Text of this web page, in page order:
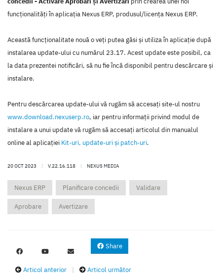
funcţionalităţi în aplicaţia Nexus ERP, produsul/licenţa Nexus ERP.
Această funcţionalitate nouă o veţi putea găsi şi utiliza în aplicaţie după
instalarea update-ului cu numărul 23.17. Acest update este posibil, ca
la data prezentei notificări, să nu fie încă disponibil pentru descărcare şi
instalare.
Pentru descărcarea update-ului vă rugăm să accesaţi site-ul nostru
www.download.nexuserp.ro, iar pentru informaţii privind modul de
instalare a unui update vă rugăm să accesaţi articolul din manualul
online al aplicaţiei Kit-uri, update-uri şi patch-uri.
20 OCT 2023 | V.22.16.118 | NEXUS MEDIA
Nexus ERP Planificare concedii Validare
Aprobare Avertizare
Share
Articol anterior | Articol următor